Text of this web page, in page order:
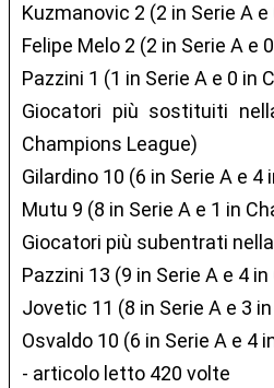
Kuzmanovic 2 (2 in Serie A
Felipe Melo 2 (2 in Serie A e
Pazzini 1 (1 in Serie A e 0 in
Giocatori più sostituiti
Champions League)
Gilardino 10 (6 in Serie A e
Mutu 9 (8 in Serie A e 1 in
Giocatori più subentrati
Pazzini 13 (9 in Serie A e 4
Jovetic 11 (8 in Serie A e 3
Osvaldo 10 (6 in Serie A e 4
- articolo letto 420 volte